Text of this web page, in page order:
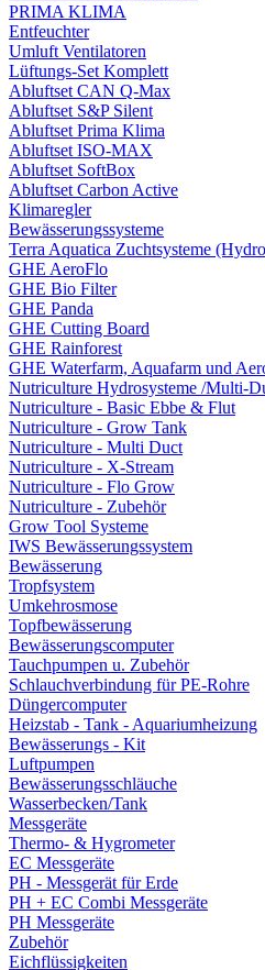
PRIMA KLIMA
Entfeuchter
Umluft Ventilatoren
Lüftungs-Set Komplett
Abluftset CAN Q-Max
Abluftset S&P Silent
Abluftset Prima Klima
Abluftset ISO-MAX
Abluftset SoftBox
Abluftset Carbon Active
Klimaregler
Bewässerungssysteme
Terra Aquatica Zuchtsysteme
GHE AeroFlo
GHE Bio Filter
GHE Panda
GHE Cutting Board
GHE Rainforest
GHE Waterfarm, Aquafarm und
Nutriculture Hydrosysteme /Multi-
Nutriculture - Basic Ebbe & Flut
Nutriculture - Grow Tank
Nutriculture - Multi Duct
Nutriculture - X-Stream
Nutriculture - Flo Grow
Nutriculture - Zubehör
Grow Tool Systeme
IWS Bewässerungssystem
Bewässerung
Tropfsystem
Umkehrosmose
Topfbewässerung
Bewässerungscomputer
Tauchpumpen u. Zubehör
Schlauchverbindung für PE-Rohre
Düngercomputer
Heizstab - Tank - Aquariumheizung
Bewässerungs - Kit
Luftpumpen
Bewässerungsschläuche
Wasserbecken/Tank
Messgeräte
Thermo- & Hygrometer
EC Messgeräte
PH - Messgerät für Erde
PH + EC Combi Messgeräte
PH Messgeräte
Zubehör
Eichflüssigkeiten